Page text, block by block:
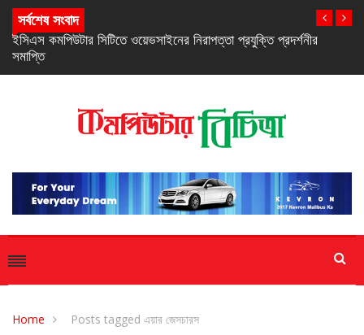
সর্বশেষ সংবাদ
নিরবচ্ছিন্ন পাওয়ার নিশ্চিতে রিয়েলমির নতুন সি-সিরিজ স্মার্টফোন
Home Posts tagged এয়ার জেসচারস